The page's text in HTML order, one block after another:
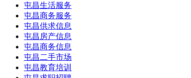
屯昌生活服务
屯昌商务服务
屯昌供求信息
屯昌房产信息
屯昌商务信息
屯昌二手市场
屯昌教育培训